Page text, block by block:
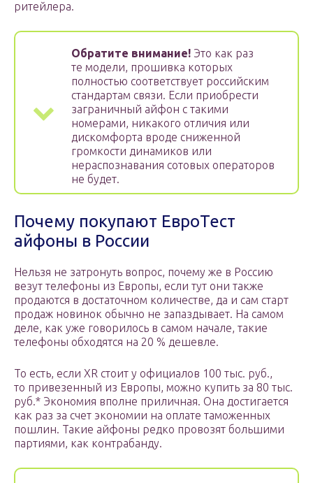
ритейлера.
Обратите внимание! Это как раз
те модели, прошивка которых
полностью соответствует российским
стандартам связи. Если приобрести
заграничный айфон с такими
номерами, никакого отличия или
дискомфорта вроде сниженной
громкости динамиков или
нераспознавания сотовых операторов
не будет.
Почему покупают ЕвроТест
айфоны в России
Нельзя не затронуть вопрос, почему же в Россию
везут телефоны из Европы, если тут они также
продаются в достаточном количестве, да и сам старт
продаж новинок обычно не запаздывает. На самом
деле, как уже говорилось в самом начале, такие
телефоны обходятся на 20 % дешевле.
То есть, если XR стоит у официалов 100 тыс. руб.,
то привезенный из Европы, можно купить за 80 тыс.
руб.* Экономия вполне приличная. Она достигается
как раз за счет экономии на оплате таможенных
пошлин. Такие айфоны редко провозят большими
партиями, как контрабанду.